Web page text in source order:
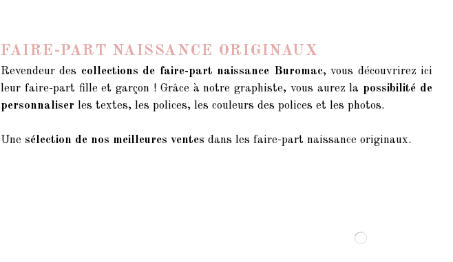
FAIRE-PART NAISSANCE ORIGINAUX
Revendeur des collections de faire-part naissance Buromac, vous découvrirez ici
leur faire-part fille et garçon ! Grâce à notre graphiste, vous aurez la possibilité de
personnaliser les textes, les polices, les couleurs des polices et les photos.
Une sélection de nos meilleures ventes dans les faire-part naissance originaux.